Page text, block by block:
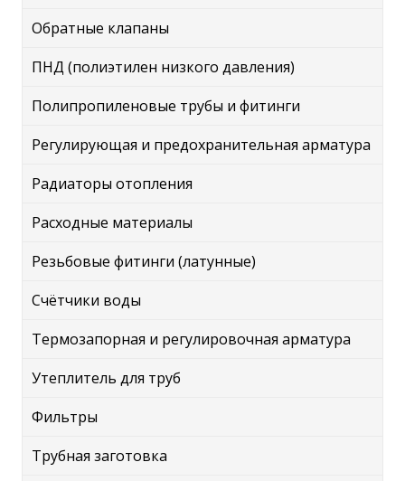
Обратные клапаны
ПНД (полиэтилен низкого давления)
Полипропиленовые трубы и фитинги
Регулирующая и предохранительная арматура
Радиаторы отопления
Расходные материалы
Резьбовые фитинги (латунные)
Счётчики воды
Термозапорная и регулировочная арматура
Утеплитель для труб
Фильтры
Трубная заготовка